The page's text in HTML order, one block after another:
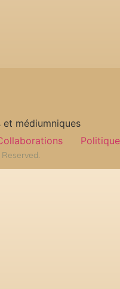
et médiumniques